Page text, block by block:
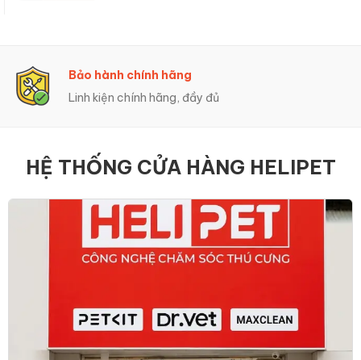
Trả Góp 0%
Hỗ trợ trả góp linh hoạt
HỆ THỐNG CỬA HÀNG HELIPET